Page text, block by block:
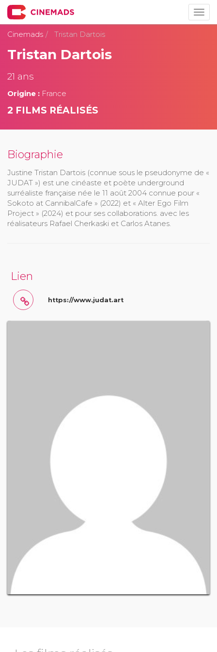
Cinemads
Tristan Dartois
Tristan Dartois
21 ans
Origine : France
2 FILMS RÉALISÉS
Biographie
Justine Tristan Dartois (connue sous le pseudonyme de «
JUDAT ») est une cinéaste et poète underground
surréaliste française née le 11 août 2004 connue pour «
Sokoto at CannibalCafe » (2022) et « Alter Ego Film
Project » (2024) et pour ses collaborations. avec les
réalisateurs Rafael Cherkaski et Carlos Atanes.
Lien
https://www.judat.art